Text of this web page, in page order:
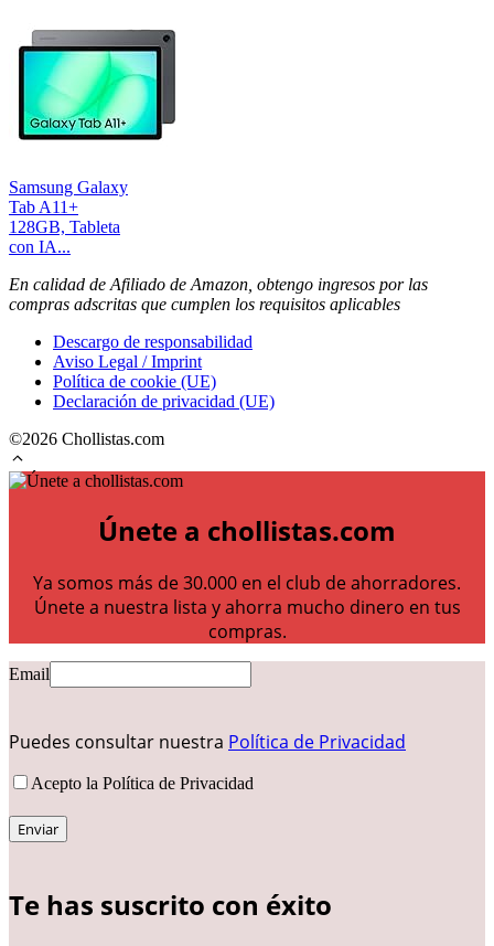
Samsung Galaxy
Tab A11+
128GB, Tableta
con IA...
En calidad de Afiliado de Amazon, obtengo ingresos por las
compras adscritas que cumplen los requisitos aplicables
Descargo de responsabilidad
Aviso Legal / Imprint
Política de cookie (UE)
Declaración de privacidad (UE)
©2026 Chollistas.com
Únete a chollistas.com
Ya somos más de 30.000 en el club de ahorradores.
Únete a nuestra lista y ahorra mucho dinero en tus
compras.
Email
Puedes consultar nuestra Política de Privacidad
Acepto la Política de Privacidad
Te has suscrito con éxito